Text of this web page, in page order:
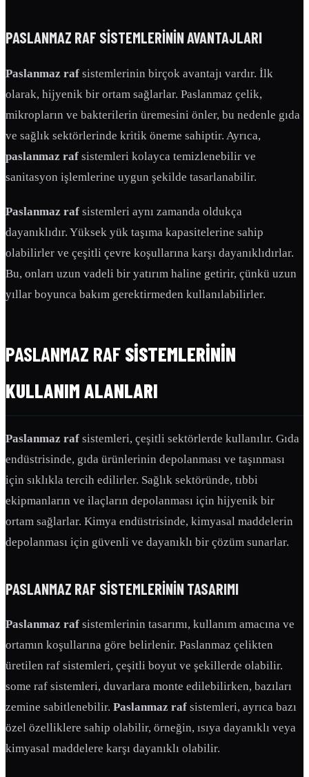
PASLANMAZ RAF SISTEMLERININ AVANTAJLARI
Paslanmaz raf sistemlerinin birçok avantajı vardır. İlk
olarak, hijyenik bir ortam sağlarlar. Paslanmaz çelik,
mikropların ve bakterilerin üremesini önler, bu nedenle gıda
ve sağlık sektörlerinde kritik öneme sahiptir. Ayrıca,
paslanmaz raf sistemleri kolayca temizlenebilir ve
sanitasyon işlemlerine uygun şekilde tasarlanabilir.
Paslanmaz raf sistemleri aynı zamanda oldukça
dayanıklıdır. Yüksek yük taşıma kapasitelerine sahip
olabilirler ve çeşitli çevre koşullarına karşı dayanıklıdırlar.
Bu, onları uzun vadeli bir yatırım haline getirir, çünkü uzun
yıllar boyunca bakım gerektirmeden kullanılabilirler.
PASLANMAZ RAF SISTEMLERININ
KULLANIM ALANLARI
Paslanmaz raf sistemleri, çeşitli sektörlerde kullanılır. Gıda
endüstrisinde, gıda ürünlerinin depolanması ve taşınması
için sıklıkla tercih edilirler. Sağlık sektöründe, tıbbi
ekipmanların ve ilaçların depolanması için hijyenik bir
ortam sağlarlar. Kimya endüstrisinde, kimyasal maddelerin
depolanması için güvenli ve dayanıklı bir çözüm sunarlar.
PASLANMAZ RAF SISTEMLERININ TASARIMI
Paslanmaz raf sistemlerinin tasarımı, kullanım amacına ve
ortamın koşullarına göre belirlenir. Paslanmaz çelikten
üretilen raf sistemleri, çeşitli boyut ve şekillerde olabilir.
some raf sistemleri, duvarlara monte edilebilirken, bazıları
zemine sabitlenebilir. Paslanmaz raf sistemleri, ayrıca bazı
özel özelliklere sahip olabilir, örneğin, ısıya dayanıklı veya
kimyasal maddelere karşı dayanıklı olabilir.